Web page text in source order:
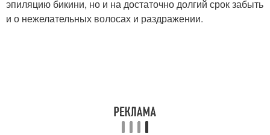
эпиляцию бикини, но и на достаточно долгий срок забыть
и о нежелательных волосах и раздражении.